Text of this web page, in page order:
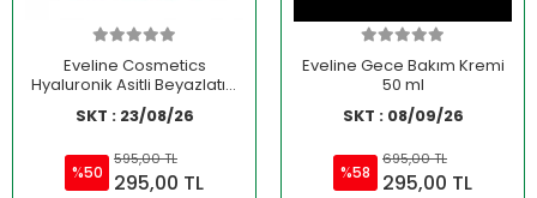
Eveline Cosmetics
Hyaluronik Asitli Beyazlatıcı
Gündüz Kremi -50ml
SKT : 23/08/26
%50
595,00 TL
295,00 TL
Eveline Gece Bakım Kremi
50 ml
SKT : 08/09/26
%58
695,00 TL
295,00 TL